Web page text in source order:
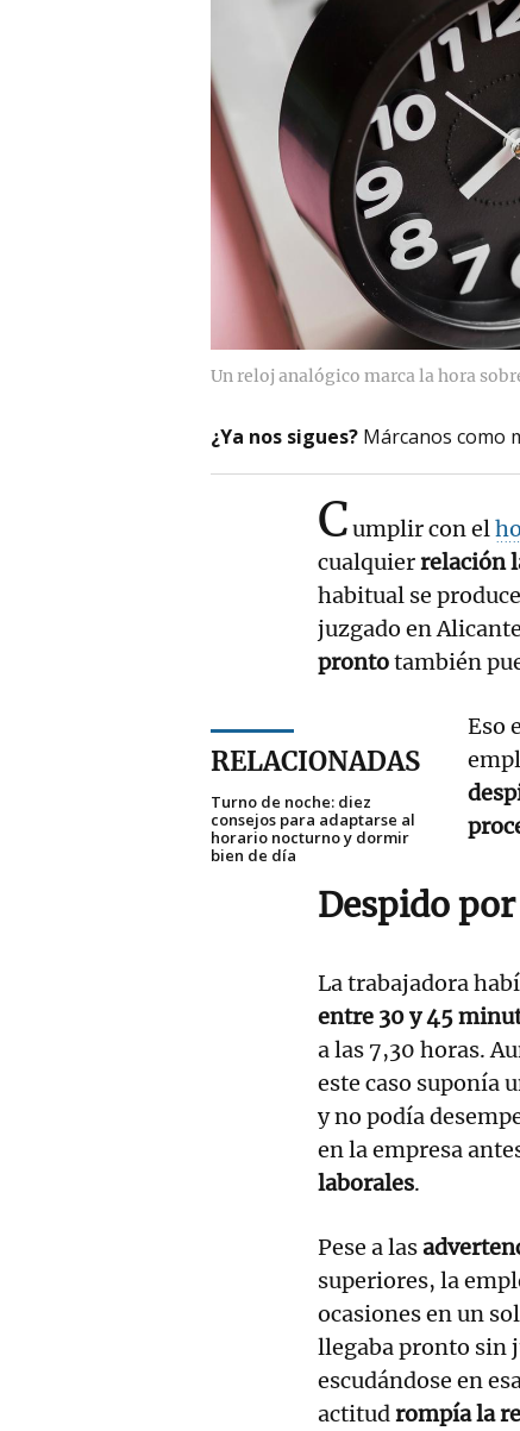
Un reloj analógico marca la hora
¿Ya nos sigues? Márcanos como
Cumplir con el
cualquierrelación
habitual se
juzgado en
prontotambién
RELACIONADAS
Turno de noche: diez
consejos para adaptarse al
horario nocturno y dormir
bien de día
Eso
Despido
La trabajadora
entre 30 y 45
a las 7,30 horas.
este caso suponía
y no podía
en la empresa
laborales.
Pese a las
superiores, la
ocasiones en un
llegaba pronto sin
escudándose en
actitudrompía la